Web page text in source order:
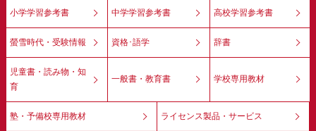
小学学習参考書 中学学習参考書 高校学習参考書
螢雪時代・受験情報 資格･語学 辞書
児童書・読み物・知
育
一般書・教育書 学校専用教材
塾・予備校専用教材 ライセンス製品・サービス